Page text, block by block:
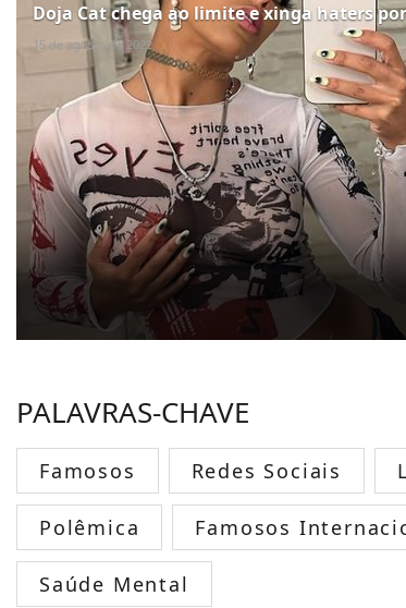
Doja Cat chega ao limite e xinga haters
15 de agosto de 2022
PALAVRAS-CHAVE
Famosos Redes Sociais
Polêmica Famosos
Saúde Mental